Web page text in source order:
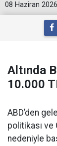
08 Haziran 2026
Altında
10.000
ABD’den
politikası ve
nedeniyle